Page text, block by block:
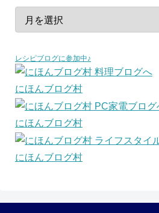
レシピブログに参加中♪
にほんブログ村
にほんブログ村
にほんブログ村